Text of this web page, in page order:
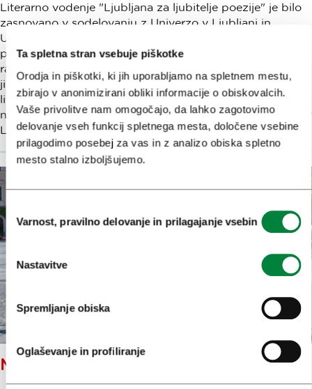
Ta spletna stran vsebuje piškotke
Orodja in piškotki, ki jih uporabljamo na spletnem mestu,
zbirajo v anonimizirani obliki informacije o obiskovalcih.
Vaše privolitve nam omogočajo, da lahko zagotovimo
delovanje vseh funkcij spletnega mesta, določene vsebine
prilagodimo posebej za vas in z analizo obiska spletno
mesto stalno izboljšujemo.
Izbira
soglasja
Varnost, pravilno delovanje in prilagajanje vsebin
Nastavitve
Spremljanje obiska
Oglaševanje in profiliranje
Literarno vodenje "Ljubljana za ljubitelje poezije" je bilo
zasnovano v sodelovanju z Univerzo v Ljubljani in
Univerzo v Celovcu. Namen vodenja je opozoriti na dela,
predvsem pa na vpliv velikanov slovenske poezije na
razvoju slovenskega jezika in literature, ter na sledi, ki so
jih pustili v Ljubljani, ki nosi častni naziv Unescovo mesto
literature. Za razliko od večine evropskih prestolnic, kjer
na glavnih trgih stojijo spomeniki velikim vojskovodjem, v
Ljubljani to mesto pripada pesnikom in pisateljem.
MOJSTER PLEČNIK